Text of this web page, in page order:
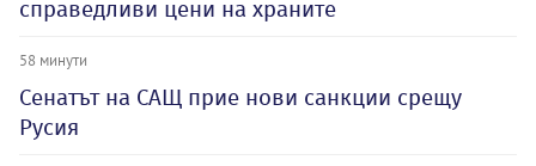
справедливи цени на храните
58 минути
Сенатът на САЩ прие нови санкции срещу
Русия